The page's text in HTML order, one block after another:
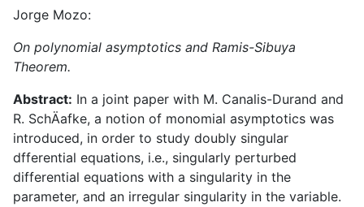
Jorge Mozo:
On polynomial asymptotics and Ramis-Sibuya
Theorem.
Abstract: In a joint paper with M. Canalis-Durand and
R. SchÄafke, a notion of monomial asymptotics was
introduced, in order to study doubly singular
dfferential equations, i.e., singularly perturbed
differential equations with a singularity in the
parameter, and an irregular singularity in the variable.